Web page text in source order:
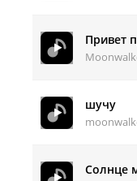
Привет
шучу
Солнце